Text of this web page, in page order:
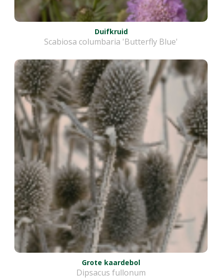
Duifkruid
Scabiosa columbaria 'Butterfly Blue'
Grote kaardebol
Dipsacus fullonum